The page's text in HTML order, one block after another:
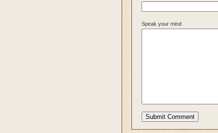
Speak your mind